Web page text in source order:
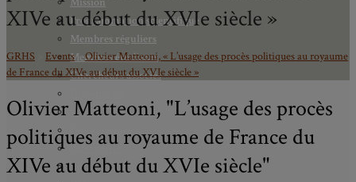
Programmation scientifique
Membres réguliers
Membres étudiants
Chercheurs associés
Statuts
Partenaires
Bulletin trimestriel du GRHS
XIVe au début du XVIe siècle »
GRHS Events>Olivier Matteoni, « L’usage des procès politiques au royaume
de France du XIVe au début du XVIe siècle »
Olivier Matteoni, "L’usage des procès
politiques au royaume de France du
XIVe au début du XVIe siècle"